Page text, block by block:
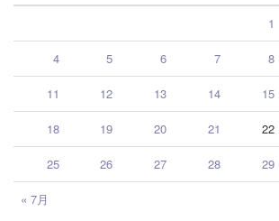
« 7月
1
4 5 6 7 8
11 12 13 14 15
18 19 20 21 22
25 26 27 28 29